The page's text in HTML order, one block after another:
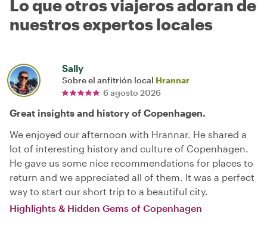
Lo que otros viajeros adoran de
nuestros expertos locales
Sally
Sobre el anfitrión local Hrannar
6 agosto 2026
Great insights and history of Copenhagen.
We enjoyed our afternoon with Hrannar. He shared a
lot of interesting history and culture of Copenhagen.
He gave us some nice recommendations for places to
return and we appreciated all of them. It was a perfect
way to start our short trip to a beautiful city.
Highlights & Hidden Gems of Copenhagen